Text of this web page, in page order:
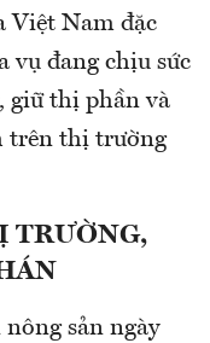
Việt Nam đặc
vụ đang chịu sức
giữ thị phần và
trên thị trường
TRƯỜNG,
sản ngày